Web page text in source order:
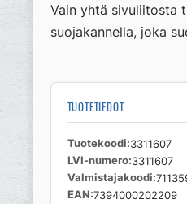
Vain yhtä sivuliitosta
suojakannella, joka
TUOTETIEDOT
Tuotekoodi 3311607
LVI-numero 3311607
Valmistajakoodi
EAN 7394000202209